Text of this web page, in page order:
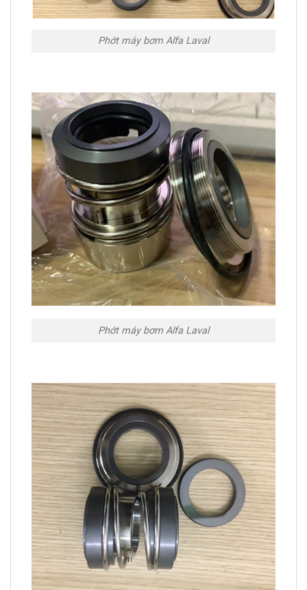
Phớt máy bơm Alfa Laval
Phớt máy bơm Alfa Laval